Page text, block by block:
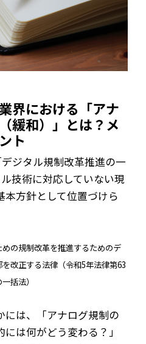
界における「アナ
緩和）」とは？メ
ト
ジタル規制改革推進の一
技術に対応していない現
方針として位置づけら
の規制改革を推進するためのデ
改正する法律（令和5年法律第63
括法）
には、「アナログ規制の
は何がどう変わる？」